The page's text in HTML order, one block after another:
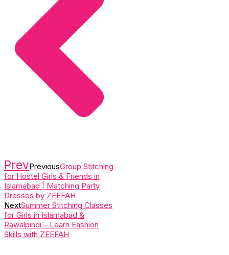
PrevPreviousGroup Stitching
for Hostel Girls & Friends in
Islamabad | Matching Party
Dresses by ZEEFAH
NextSummer Stitching Classes
for Girls in Islamabad &
Rawalpindi – Learn Fashion
Skills with ZEEFAH